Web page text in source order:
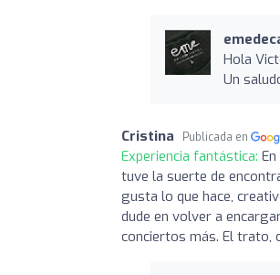
Hola
Un
Cristina Publicada en
Experiencia fantástica:
tuve la suerte de
gusta lo que hace,
dude en volver a
conciertos más. El trato,